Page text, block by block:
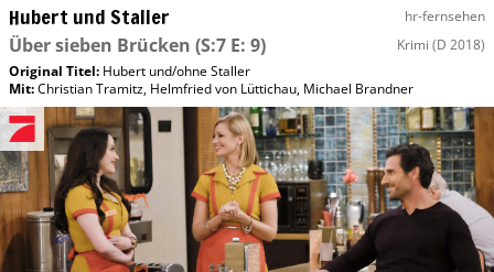
Hubert und Staller hr-fernsehen
Über sieben Brücken (S:7 E: 9) Krimi (D 2018)
Original Titel: Hubert und/​ohne Staller
Mit:Christian Tramitz, Helmfried von Lüttichau, Michael Brandner